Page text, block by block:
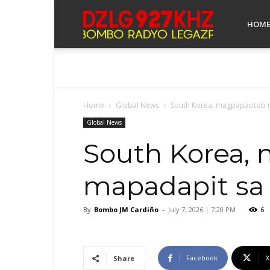
Bombo HOME
Home Global News South Korea, magpapaotob
Global News
South Korea,
mapadapit
By Bombo JM Cardiño - July 7, 2026 | 7:20 PM 6
Share Facebook X